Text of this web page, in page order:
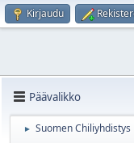
Kirjaudu
Päävalikko
► Suomen